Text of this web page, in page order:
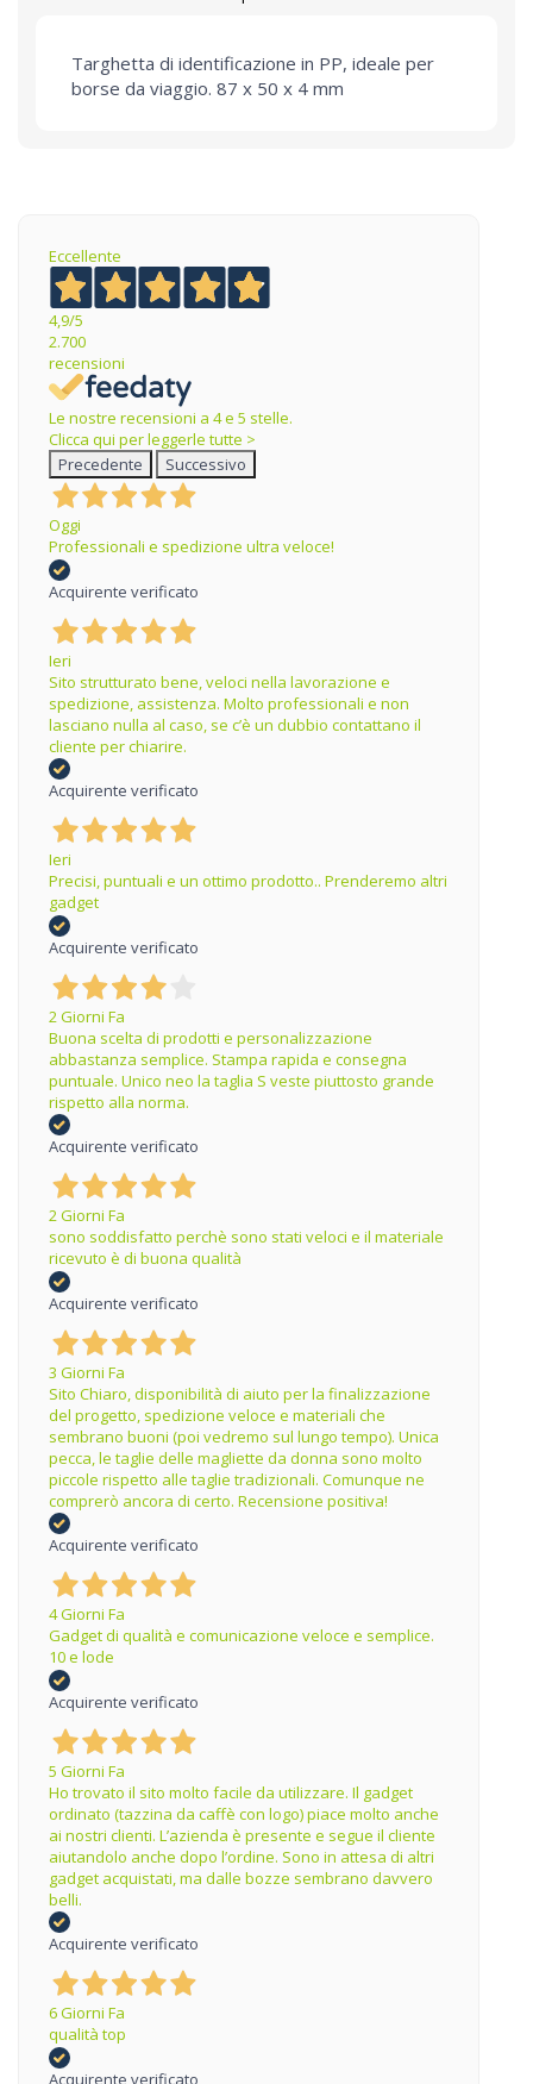
Targhetta di identificazione in PP, ideale per
borse da viaggio. 87 x 50 x 4 mm
Eccellente
4,9/5
2.700
recensioni
Le nostre recensioni a 4 e 5 stelle.
Clicca qui per leggerle tutte >
Precedente
Successivo
Oggi
Professionali e spedizione ultra veloce!
Acquirente verificato
Ieri
Sito strutturato bene, veloci nella lavorazione e
spedizione, assistenza. Molto professionali e non
lasciano nulla al caso, se c’è un dubbio contattano il
cliente per chiarire.
Acquirente verificato
Ieri
Precisi, puntuali e un ottimo prodotto.. Prenderemo altri
gadget
Acquirente verificato
2 Giorni Fa
Buona scelta di prodotti e personalizzazione
abbastanza semplice. Stampa rapida e consegna
puntuale. Unico neo la taglia S veste piuttosto grande
rispetto alla norma.
Acquirente verificato
2 Giorni Fa
sono soddisfatto perchè sono stati veloci e il materiale
ricevuto è di buona qualità
Acquirente verificato
3 Giorni Fa
Sito Chiaro, disponibilità di aiuto per la finalizzazione
del progetto, spedizione veloce e materiali che
sembrano buoni (poi vedremo sul lungo tempo). Unica
pecca, le taglie delle magliette da donna sono molto
piccole rispetto alle taglie tradizionali. Comunque ne
comprerò ancora di certo. Recensione positiva!
Acquirente verificato
4 Giorni Fa
Gadget di qualità e comunicazione veloce e semplice.
10 e lode
Acquirente verificato
5 Giorni Fa
Ho trovato il sito molto facile da utilizzare. Il gadget
ordinato (tazzina da caffè con logo) piace molto anche
ai nostri clienti. L’azienda è presente e segue il cliente
aiutandolo anche dopo l’ordine. Sono in attesa di altri
gadget acquistati, ma dalle bozze sembrano davvero
belli.
Acquirente verificato
6 Giorni Fa
qualità top
Acquirente verificato